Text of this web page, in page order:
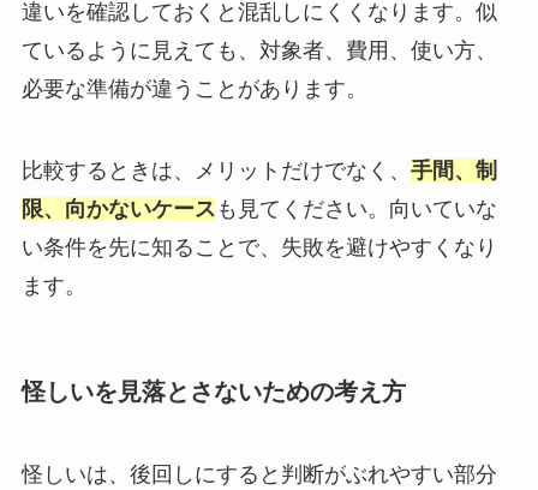
違いを確認しておくと混乱しにくくなります。似
ているように見えても、対象者、費用、使い方、
必要な準備が違うことがあります。
比較するときは、メリットだけでなく、 手間、制
限、向かないケース も見てください。向いていな
い条件を先に知ることで、失敗を避けやすくなり
ます。
怪しいを見落とさないための考え方
怪しいは、後回しにすると判断がぶれやすい部分